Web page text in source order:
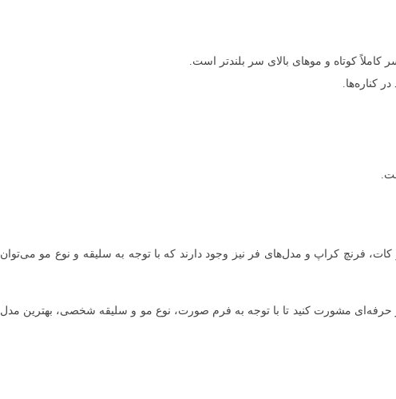
کاملاً کوتاه و موهای بالای سر بلندتر است.
در کناره‌ها.
کات، فرنچ کراپ و مدل‌های فر نیز وجود دارند که با توجه به سلیقه و نوع مو می‌توان
حرفه‌ای مشورت کنید تا با توجه به فرم صورت، نوع مو و سلیقه شخصی، بهترین مدل